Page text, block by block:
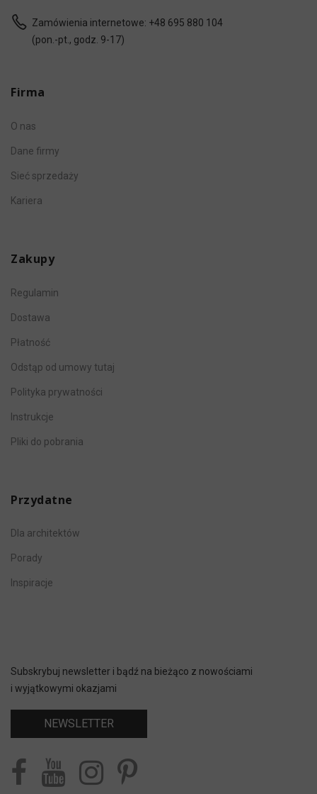
Zamówienia internetowe: +48 695 880 104
(pon.-pt., godz. 9-17)
Firma
O nas
Dane firmy
Sieć sprzedaży
Kariera
Zakupy
Regulamin
Dostawa
Płatność
Odstąp od umowy tutaj
Polityka prywatności
Instrukcje
Pliki do pobrania
Przydatne
Dla architektów
Porady
Inspiracje
Subskrybuj newsletter i bądź na bieżąco z nowościami
i wyjątkowymi okazjami
NEWSLETTER